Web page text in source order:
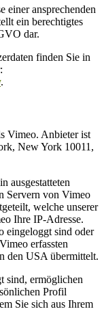
einer ansprechenden
ein berechtigtes
dar.
finden Sie in
.
Vimeo. Anbieter ist
New York 10011,
ausgestatteten
Servern von Vimeo
welche unserer
Ihre IP-Adresse.
eingeloggt sind oder
erfassten
den USA übermittelt.
sind, ermöglichen
Profil
Sie sich aus Ihrem